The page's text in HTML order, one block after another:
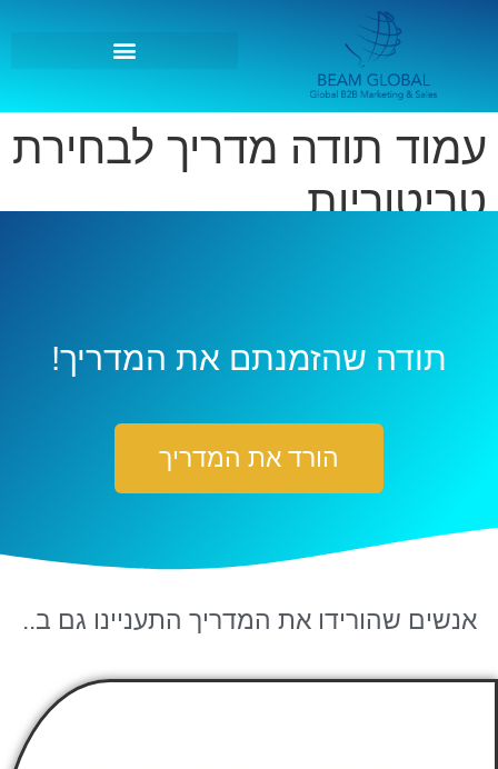
עמוד תודה מדריך לבחירת
טריטוריות
תודה שהזמנתם את המדריך!
הורד את המדריך
אנשים שהורידו את המדריך התעניינו גם ב..